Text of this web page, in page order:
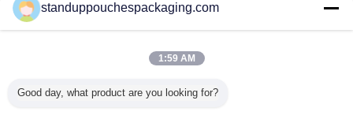
MeerKoffie verpakkende zakken
standuppouchespackaging.com
1:59 AM
Good day, what product are you looking for?